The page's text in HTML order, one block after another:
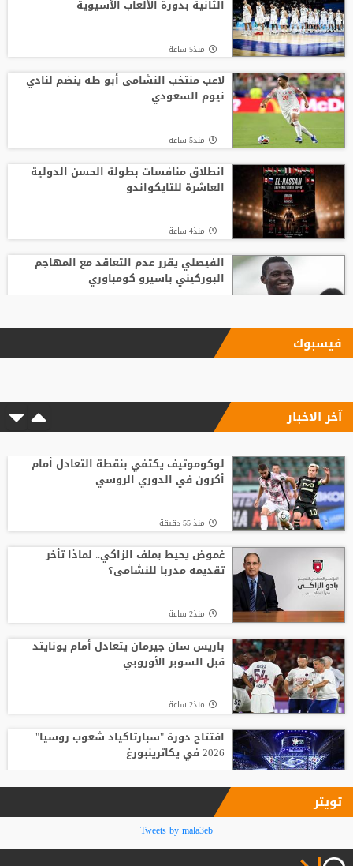
الثانية بدورة الألعاب الآسيوية
منذ5 ساعة
لاعب منتخب النشامى أبو طه ينضم لنادي
نيوم السعودي
منذ5 ساعة
انطلاق منافسات بطولة الحسن الدولية
العاشرة للتايكواندو
منذ4 ساعة
الفيصلي يقرر عدم التعاقد مع المهاجم
البوركيني باسيرو كومباوري
"اليويفا" يؤكد دفع مستحقات نهاية الخدمة
مأساة وفاة لاعب شاب
الاتحاد يواصل صدارة الدوري النسوي تحت 14
وفاة والد ليونيل ميسي عن 68 عاما
فيسبوك
آخر الاخبار
لوكوموتيف يكتفي بنقطة التعادل أمام
أكرون في الدوري الروسي
منذ 55 دقيقة
غموض يحيط بملف الزاكي.. لماذا تأخر
تقديمه مدربا للنشامى؟
منذ2 ساعة
باريس سان جيرمان يتعادل أمام يونايتد
قبل السوبر الأوروبي
منذ2 ساعة
افتتاح دورة "سبارتاكياد شعوب روسيا"
2026 في يكاترينبورغ
برشلونة وريال مدريد ينعيان خورخي ميسي
تويتر
Tweets by mala3eb